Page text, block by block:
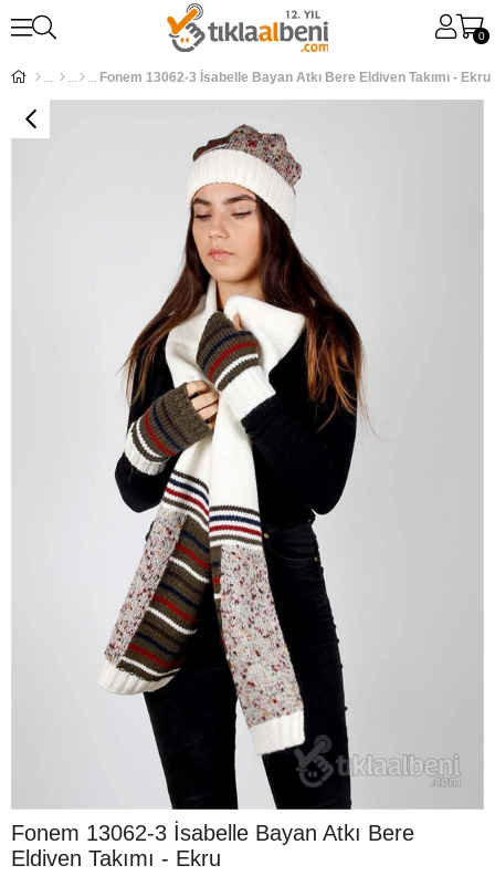
0
Fonem 13062-3 İsabelle Bayan Atkı Bere Eldiven Takımı - Ekru
Fonem 13062-3 İsabelle Bayan Atkı Bere
Eldiven Takımı - Ekru